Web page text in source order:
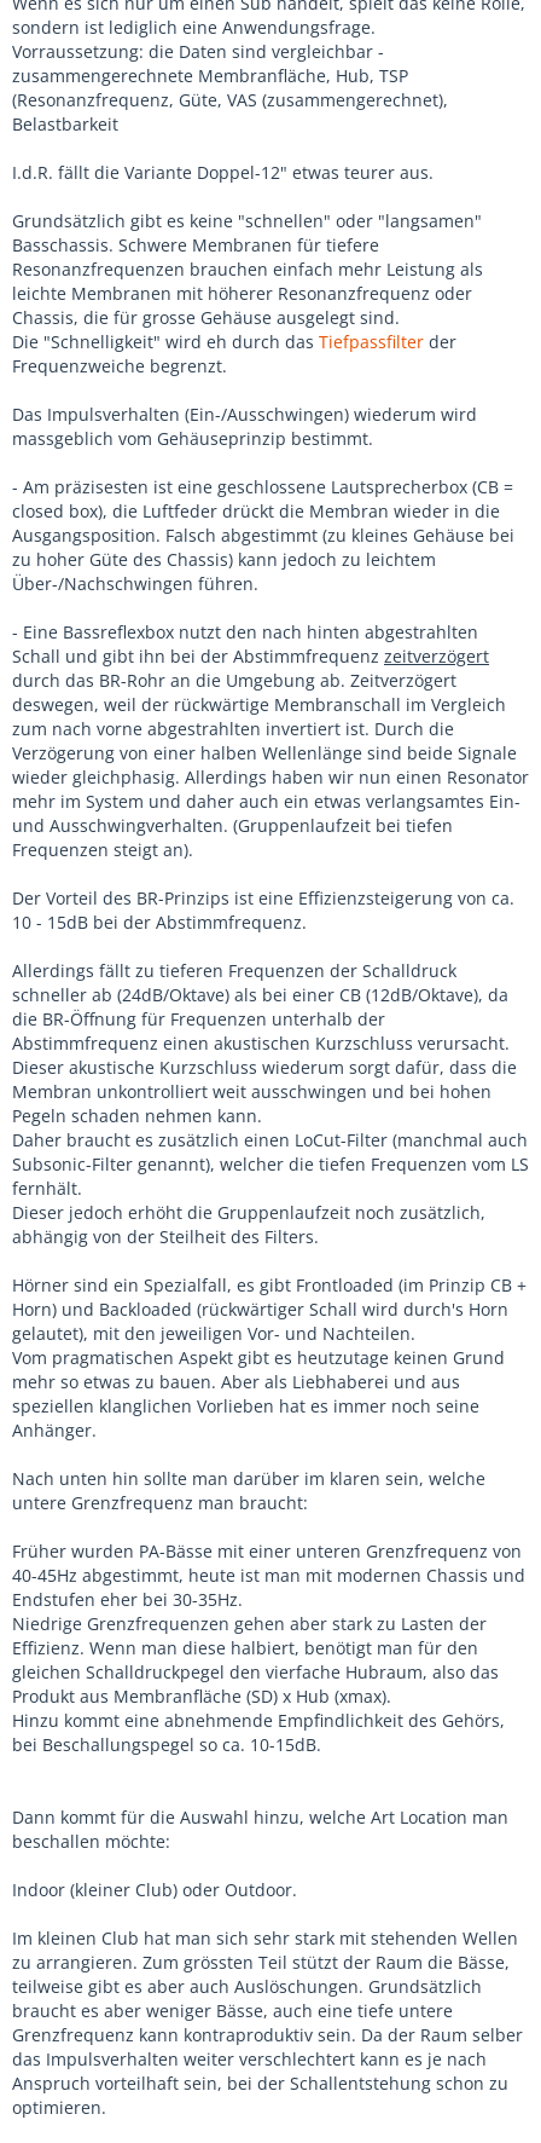
sondern ist lediglich eine Anwendungsfrage.
Vorraussetzung: die Daten sind vergleichbar -
zusammengerechnete Membranfläche, Hub, TSP
(Resonanzfrequenz, Güte, VAS (zusammengerechnet),
Belastbarkeit
I.d.R. fällt die Variante Doppel-12" etwas teurer aus.
Grundsätzlich gibt es keine "schnellen" oder "langsamen"
Basschassis. Schwere Membranen für tiefere
Resonanzfrequenzen brauchen einfach mehr Leistung als
leichte Membranen mit höherer Resonanzfrequenz oder
Chassis, die für grosse Gehäuse ausgelegt sind.
Die "Schnelligkeit" wird eh durch das Tiefpassfilter der
Frequenzweiche begrenzt.
Das Impulsverhalten (Ein-/Ausschwingen) wiederum wird
massgeblich vom Gehäuseprinzip bestimmt.
- Am präzisesten ist eine geschlossene Lautsprecherbox (CB =
closed box), die Luftfeder drückt die Membran wieder in die
Ausgangsposition. Falsch abgestimmt (zu kleines Gehäuse bei
zu hoher Güte des Chassis) kann jedoch zu leichtem
Über-/Nachschwingen führen.
- Eine Bassreflexbox nutzt den nach hinten abgestrahlten
Schall und gibt ihn bei der Abstimmfrequenz zeitverzögert
durch das BR-Rohr an die Umgebung ab. Zeitverzögert
deswegen, weil der rückwärtige Membranschall im Vergleich
zum nach vorne abgestrahlten invertiert ist. Durch die
Verzögerung von einer halben Wellenlänge sind beide Signale
wieder gleichphasig. Allerdings haben wir nun einen Resonator
mehr im System und daher auch ein etwas verlangsamtes Ein-
und Ausschwingverhalten. (Gruppenlaufzeit bei tiefen
Frequenzen steigt an).
Der Vorteil des BR-Prinzips ist eine Effizienzsteigerung von ca.
10 - 15dB bei der Abstimmfrequenz.
Allerdings fällt zu tieferen Frequenzen der Schalldruck
schneller ab (24dB/Oktave) als bei einer CB (12dB/Oktave), da
die BR-Öffnung für Frequenzen unterhalb der
Abstimmfrequenz einen akustischen Kurzschluss verursacht.
Dieser akustische Kurzschluss wiederum sorgt dafür, dass die
Membran unkontrolliert weit ausschwingen und bei hohen
Pegeln schaden nehmen kann.
Daher braucht es zusätzlich einen LoCut-Filter (manchmal auch
Subsonic-Filter genannt), welcher die tiefen Frequenzen vom LS
fernhält.
Dieser jedoch erhöht die Gruppenlaufzeit noch zusätzlich,
abhängig von der Steilheit des Filters.
Hörner sind ein Spezialfall, es gibt Frontloaded (im Prinzip CB +
Horn) und Backloaded (rückwärtiger Schall wird durch's Horn
gelautet), mit den jeweiligen Vor- und Nachteilen.
Vom pragmatischen Aspekt gibt es heutzutage keinen Grund
mehr so etwas zu bauen. Aber als Liebhaberei und aus
speziellen klanglichen Vorlieben hat es immer noch seine
Anhänger.
Nach unten hin sollte man darüber im klaren sein, welche
untere Grenzfrequenz man braucht:
Früher wurden PA-Bässe mit einer unteren Grenzfrequenz von
40-45Hz abgestimmt, heute ist man mit modernen Chassis und
Endstufen eher bei 30-35Hz.
Niedrige Grenzfrequenzen gehen aber stark zu Lasten der
Effizienz. Wenn man diese halbiert, benötigt man für den
gleichen Schalldruckpegel den vierfache Hubraum, also das
Produkt aus Membranfläche (SD) x Hub (xmax).
Hinzu kommt eine abnehmende Empfindlichkeit des Gehörs,
bei Beschallungspegel so ca. 10-15dB.
Dann kommt für die Auswahl hinzu, welche Art Location man
beschallen möchte:
Indoor (kleiner Club) oder Outdoor.
Im kleinen Club hat man sich sehr stark mit stehenden Wellen
zu arrangieren. Zum grössten Teil stützt der Raum die Bässe,
teilweise gibt es aber auch Auslöschungen. Grundsätzlich
braucht es aber weniger Bässe, auch eine tiefe untere
Grenzfrequenz kann kontraproduktiv sein. Da der Raum selber
das Impulsverhalten weiter verschlechtert kann es je nach
Anspruch vorteilhaft sein, bei der Schallentstehung schon zu
optimieren.